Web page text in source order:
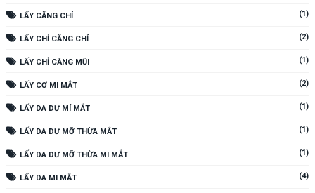
LẤY CĂNG CHỈ (1)
LẤY CHỈ CĂNG CHỈ (2)
LẤY CHỈ CĂNG MŨI (1)
LẤY CƠ MI MẮT (2)
LẤY DA DƯ MÍ MẮT (1)
LẤY DA DƯ MỠ THỪA MẮT (1)
LẤY DA DƯ MỠ THỪA MI MẮT (1)
LẤY DA MI MẮT (4)